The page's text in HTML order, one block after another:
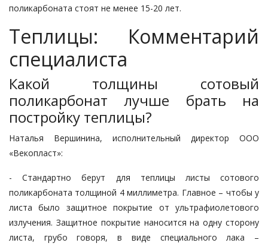
поликарбоната стоят не менее 15-20 лет.
Теплицы: Комментарий
специалиста
Какой толщины сотовый
поликарбонат лучше брать на
постройку теплицы?
Наталья Вершинина, исполнительный директор ООО
«Векопласт»:
- Стандартно берут для теплицы листы сотового
поликарбоната толщиной 4 миллиметра. Главное – чтобы у
листа было защитное покрытие от ультрафиолетового
излучения. Защитное покрытие наносится на одну сторону
листа, грубо говоря, в виде специального лака –